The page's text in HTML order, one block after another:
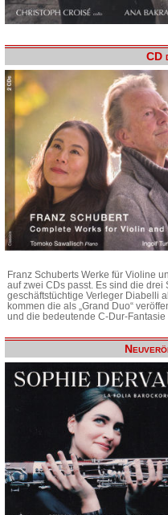
CD
Franz Schuberts Werke für Violine
auf zwei CDs passt. Es sind die
geschäftstüchtige Verleger Diabelli
kommen die als „Grand Duo“
und die bedeutende C-Dur-Fantasie